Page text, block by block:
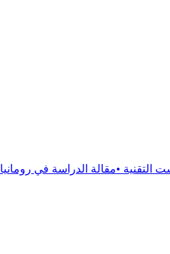
الدراسة في رومانيا جامعة بوخارست